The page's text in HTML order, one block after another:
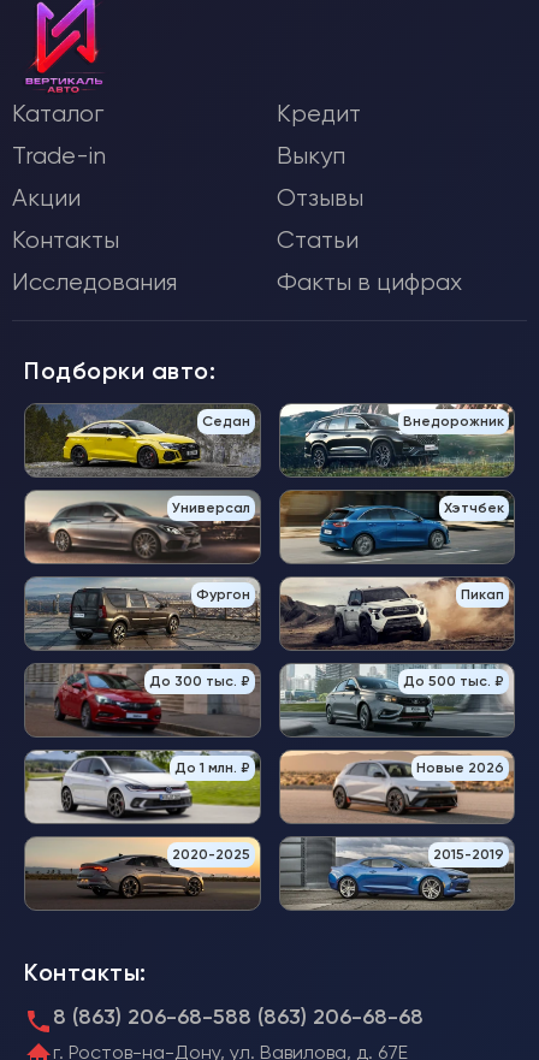
Каталог
Кредит
Trade-in
Выкуп
Акции
Отзывы
Контакты
Статьи
Исследования
Факты в цифрах
Подборки авто:
Седан Внедорожник
Универсал Хэтчбек
Фургон Пикап
До 300 тыс. ₽ До 500 тыс. ₽
До 1 млн. ₽ Новые 2026
2020-2025 2015-2019
Контакты:
8 (863) 206-68-588 (863) 206-68-68
г. Ростов-на-Дону, ул. Вавилова, д. 67Е